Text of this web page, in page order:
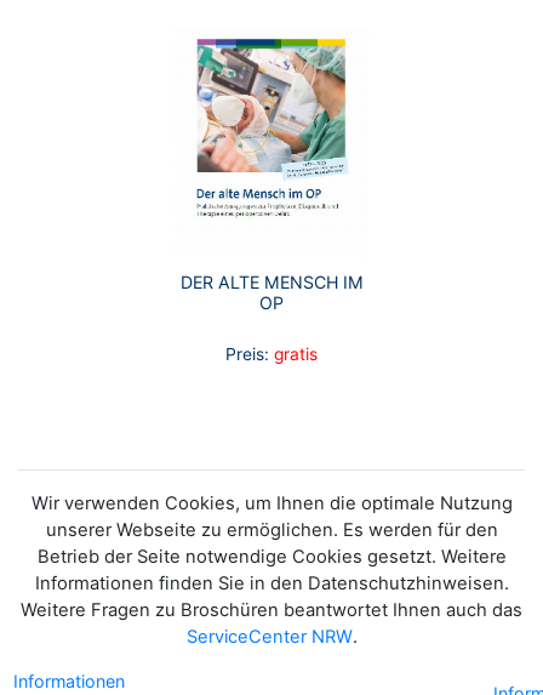
DER ALTE MENSCH IM
OP
Preis: gratis
Wir verwenden Cookies, um Ihnen die optimale Nutzung
unserer Webseite zu ermöglichen. Es werden für den
Betrieb der Seite notwendige Cookies gesetzt. Weitere
Informationen finden Sie in den Datenschutzhinweisen.
Weitere Fragen zu Broschüren beantwortet Ihnen auch das
ServiceCenter NRW.
Informationen